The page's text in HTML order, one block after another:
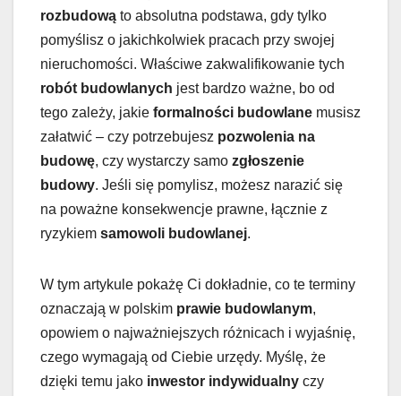
rozbudową to absolutna podstawa, gdy tylko
pomyślisz o jakichkolwiek pracach przy swojej
nieruchomości. Właściwe zakwalifikowanie tych
robót budowlanych jest bardzo ważne, bo od
tego zależy, jakie formalności budowlane musisz
załatwić – czy potrzebujesz pozwolenia na
budowę, czy wystarczy samo zgłoszenie
budowy. Jeśli się pomylisz, możesz narazić się
na poważne konsekwencje prawne, łącznie z
ryzykiem samowoli budowlanej.
W tym artykule pokażę Ci dokładnie, co te terminy
oznaczają w polskim prawie budowlanym,
opowiem o najważniejszych różnicach i wyjaśnię,
czego wymagają od Ciebie urzędy. Myślę, że
dzięki temu jako inwestor indywidualny czy